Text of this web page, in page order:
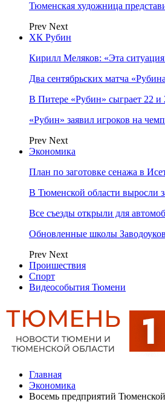
Тюменская художница
Prev Next
ХК Рубин
Кирилл Меляков: «Эта ситуация
Два сентябрьских матча
В Питере «Рубин» сыграет 22 и
«Рубин» заявил игроков на
Prev Next
Экономика
План по заготовке сенажа в
В Тюменской области выросли
Все съезды открыли для
Обновленные школы
Prev Next
Проишествия
Спорт
Видеособытия Тюмени
Главная
Экономика
Восемь предприятий